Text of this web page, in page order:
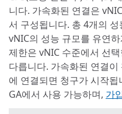
니다. 가속화된 연결은
서 구성됩니다. 총 4개의 성
vNIC의 성능 규모를 유연
제한은 vNIC 수준에서 선
다릅니다. 가속화된 연결
에 연결되면 청구가 시작
GA에서 사용 가능하며, 가